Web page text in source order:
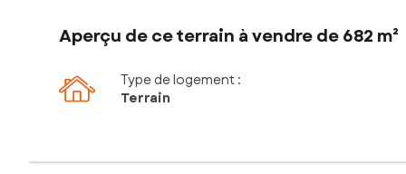
Aperçu de ce terrain à vendre de 682 m²
Type de logement :
Terrain